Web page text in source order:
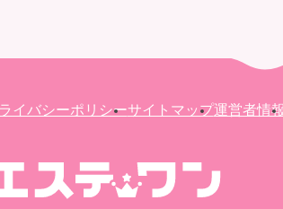
イバシーポリシーサイトマップ運営者情報